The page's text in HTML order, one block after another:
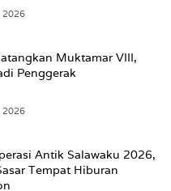
2026
Muktamar VIII,
Penggerak
2026
Antik Salawaku 2026,
Tempat Hiburan